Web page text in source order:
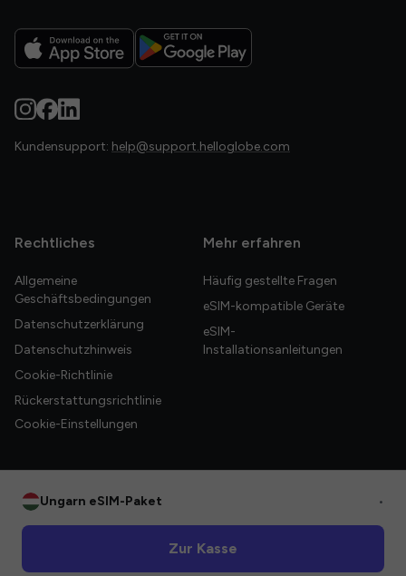
Kundensupport: help@support.helloglobe.com
Rechtliches
Allgemeine
Geschäftsbedingungen
Datenschutzerklärung
Datenschutzhinweis
Cookie-Richtlinie
Rückerstattungsrichtlinie
Cookie-Einstellungen
Mehr erfahren
Häufig gestellte Fragen
eSIM-kompatible Geräte
eSIM-
Installationsanleitungen
Ungarn eSIM-Paket •
Zur Kasse